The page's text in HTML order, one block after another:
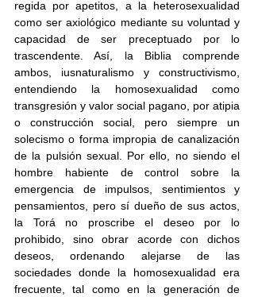
regida por apetitos, a la heterosexualidad
como ser axiológico mediante su voluntad y
capacidad de ser preceptuado por lo
trascendente. Así, la Biblia comprende
ambos, iusnaturalismo y constructivismo,
entendiendo la homosexualidad como
transgresión y valor social pagano, por atipia
o construcción social, pero siempre un
solecismo o forma impropia de canalización
de la pulsión sexual. Por ello, no siendo el
hombre habiente de control sobre la
emergencia de impulsos, sentimientos y
pensamientos, pero sí dueño de sus actos,
la Torá no proscribe el deseo por lo
prohibido, sino obrar acorde con dichos
deseos, ordenando alejarse de las
sociedades donde la homosexualidad era
frecuente, tal como en la generación de